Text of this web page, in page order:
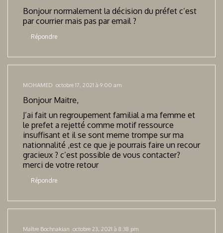
Bonjour normalement la décision du préfet c’est
par courrier mais pas par email ?
Répondre
MOHAMED octobre 17, 2021 à 9:00 am
Bonjour Maitre,
J’ai fait un regroupement familial a ma femme et
le prefet a rejetté comme motif ressource
insuffisant et il se sont meme trompe sur ma
nationnalité ,est ce que je pourrais faire un recour
gracieux ? c’est possible de vous contacter?
merci de votre retour
Répondre
Maître Bochnakian octobre 23, 2021 à 8:38 pm